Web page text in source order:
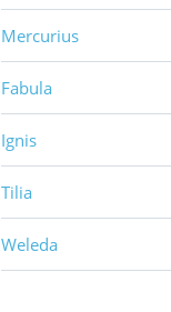
Mercurius
Fabula
Ignis
Tilia
Weleda